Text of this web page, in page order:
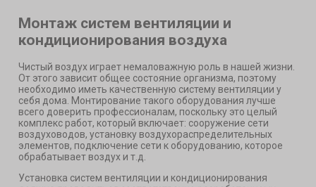
Монтаж систем вентиляции и
кондиционирования воздуха
Чистый воздух играет немаловажную роль в нашей жизни.
От этого зависит общее состояние организма, поэтому
необходимо иметь качественную систему вентиляции у
себя дома. Монтирование такого оборудования лучше
всего доверить профессионалам, поскольку это целый
комплекс работ, который включает: сооружение сети
воздуховодов, установку воздухораспределительных
элементов, подключение сети к оборудованию, которое
обрабатывает воздух и т.д.
Установка систем вентиляции и кондиционирования